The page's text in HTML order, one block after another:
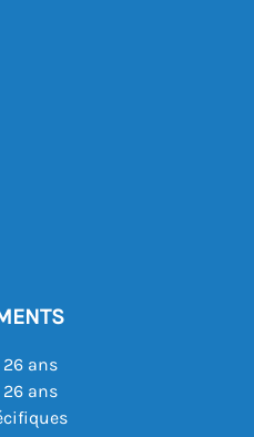
ans
ans